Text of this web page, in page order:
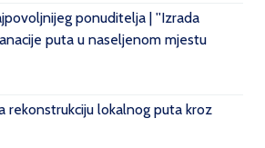
ponuditelja | ''Izrada
puta u naseljenom mjestu
rekonstrukciju lokalnog puta kroz